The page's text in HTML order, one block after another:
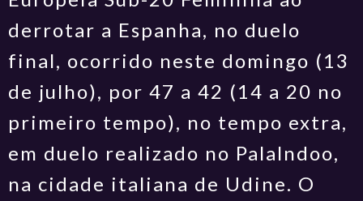
derrotar a Espanha, no duelo
final, ocorrido neste domingo (13
de julho), por 47 a 42 (14 a 20 no
primeiro tempo), no tempo extra,
em duelo realizado no Palalndoo,
na cidade italiana de Udine. O